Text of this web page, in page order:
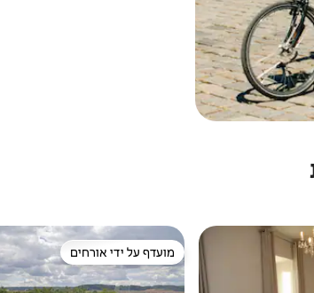
מועדף על ידי אורחים
מועדף על ידי אורחים